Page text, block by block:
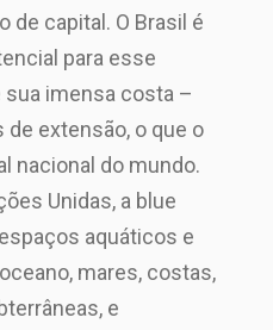
de capital. O Brasil é
para esse
imensa costa –
extensão, o que o
nacional do mundo.
Unidas, a blue
aquáticos e
mares, costas,
e